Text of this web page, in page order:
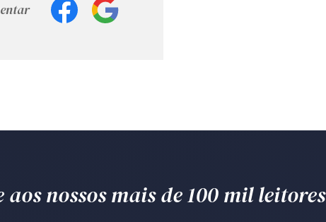
nossos mais de 100 mil leitores